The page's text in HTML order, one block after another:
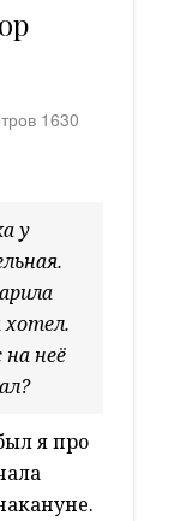
1630
у
хотел.
неё
я про